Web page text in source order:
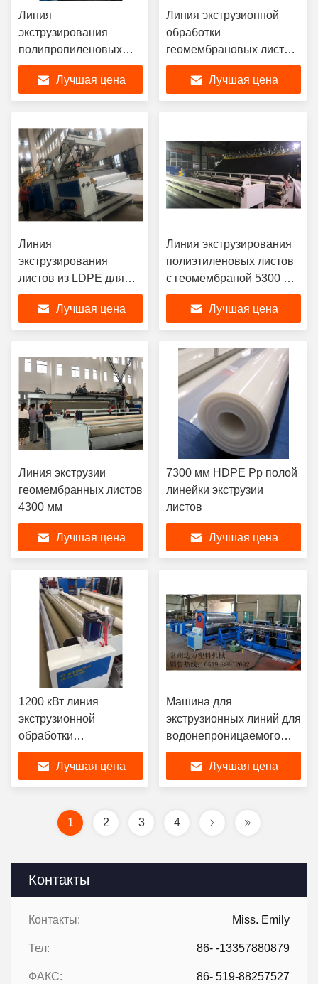
Контакты
Контакты: Miss. Emily
Тел: 86- -13357880879
ФАКС: 86- 519-88257527
Линия
экструзирования
полипропиленовых
листов Ps
Лучшая цена
Линия экструзионной
обработки
геомембрановых листов
из полиэтилена с низкой
плотностью LDPE
Лучшая цена
Линия
экструзирования
листов из LDPE для
производства
геомембраны
размером 7000 мм
Лучшая цена
Линия экструзирования
полиэтиленовых листов
с геомембраной 5300 мм
ширина
Лучшая цена
Линия экструзии
геомембранных листов
4300 мм
Лучшая цена
7300 мм HDPE Pp полой
линейки экструзии
листов
Лучшая цена
1200 кВт линия
экструзионной
обработки
пластиковых листов
HDPE LLDPE Ldpe
экструдер
Лучшая цена
Машина для
экструзионных линий для
водонепроницаемого
дренажа мощностью 780
Лучшая цена
1 2 3 4